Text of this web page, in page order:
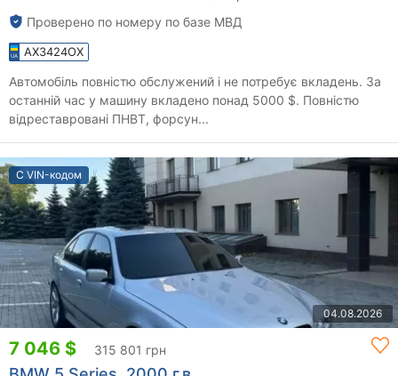
Проверено по номеру по базе МВД
AX3424OX
Автомобіль повністю обслужений і не потребує вкладень. За
останній час у машину вкладено понад 5000 $. Повністю
відреставровані ПНВТ, форсун...
С VIN-кодом
04.08.2026
7 046 $ 315 801 грн